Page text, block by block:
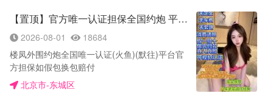
靠，放心，掌握JS货源,随时掌握JS动态!保证物
有所值、服务是大家向往的莞式桑拿全套!老字
号!更值得信赖!资源丰富、价格贵不贵、优惠不
如实惠、相片由本人提供、不存在本人造假、
（无任何套路人到付款）不满意包退换、情愿您
友、做长期回头客生意
舌吻，滴蜡，毒龙，口交，肛交，内射，等
等…… 保证私密安全 （自带工作室，也可安排
上门） 资源第一 全国一二线及部份三四线城市
资源齐全 ， 只做高端优质，拒绝低端次品。 高
端不存在任何欺诈 沟通好所在城市（预计需要之
城市），我们会提供当日实时可接单女孩，在线
院检查有体检报告 支持现场测纸 持证上岗 安全
卫生 健康 ✅【环境设备】妹妹自带公寓 隐蔽 隔
音好 一客一护理干净卫生 公寓定期消毒…
✅【服务价格】599 免费送一粒伟哥，制服，丝
袜，道具各种情趣内衣 ✅【美女类型】在校学生
妹. 工厂妹. 少妇. 白领. 销售小姐. 00后. 教师. 御
【置顶】官方唯一认证担保全国约炮 平台担保如假包换包赔付
2026-08-01
18684
楼凤外围约炮全国唯一认证(火鱼)(默往)平台官
方担保如假包换包赔付
—————————————— 联系方式重要提
示：：由于最近微信QQ聊敏感话题会限制账号
北京市-东城区